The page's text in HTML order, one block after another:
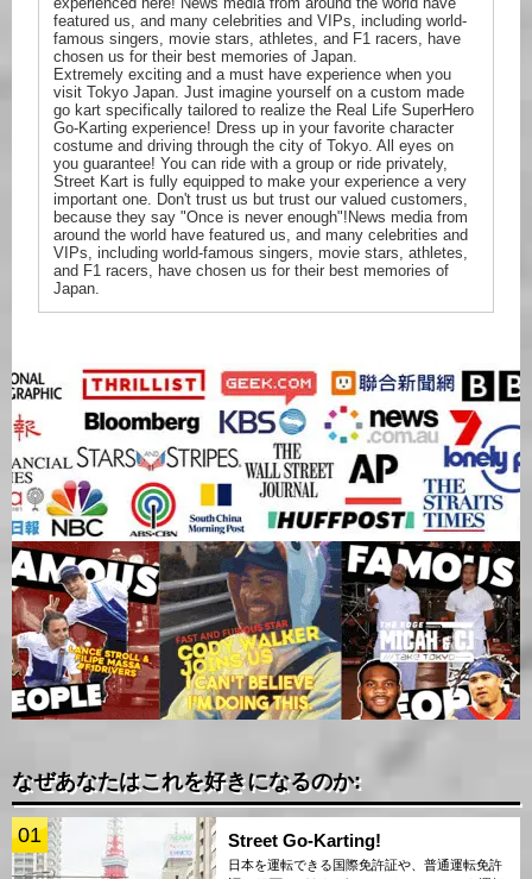
featured us, and many celebrities and VIPs, including world-
famous singers, movie stars, athletes, and F1 racers, have
chosen us for their best memories of Japan.
Extremely exciting and a must have experience when you
visit Tokyo Japan. Just imagine yourself on a custom made
go kart specifically tailored to realize the Real Life SuperHero
Go-Karting experience! Dress up in your favorite character
costume and driving through the city of Tokyo. All eyes on
you guarantee! You can ride with a group or ride privately,
Street Kart is fully equipped to make your experience a very
important one. Don't trust us but trust our valued customers,
because they say "Once is never enough"!News media from
around the world have featured us, and many celebrities and
VIPs, including world-famous singers, movie stars, athletes,
and F1 racers, have chosen us for their best memories of
Japan.
なぜあなたはこれを好きになるのか:
01 Street Go-Karting!
日本を運転できる国際免許証や、普通運転免許